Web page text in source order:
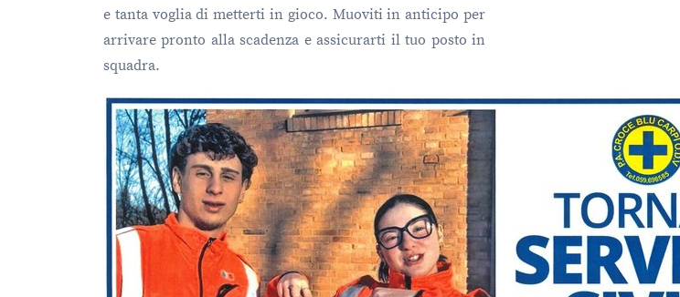
e tanta voglia di metterti in gioco. Muoviti in anticipo per
arrivare pronto alla scadenza e assicurarti il tuo posto in
squadra.